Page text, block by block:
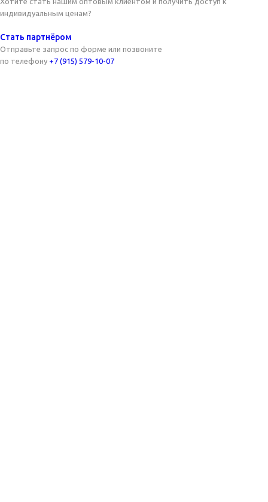
индивидуальным ценам?
Стать партнёром
Отправьте запрос по форме или позвоните
по телефону +7 (915) 579-10-07